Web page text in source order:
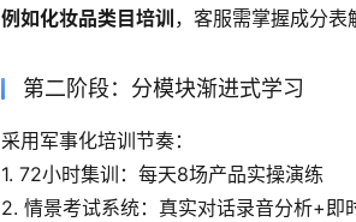
例如化妆品类目培训 ，客服需掌握成分
第二阶段：分模块渐进式学习
采用军事化培训节奏：
1. 72小时集训：每天8场产品实操演练
2. 情景考试系统：真实对话录音分析+即